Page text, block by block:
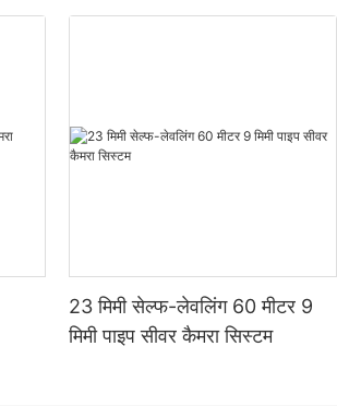
23 मिमी सेल्फ-लेवलिंग 60 मीटर 9
मिमी पाइप सीवर कैमरा सिस्टम